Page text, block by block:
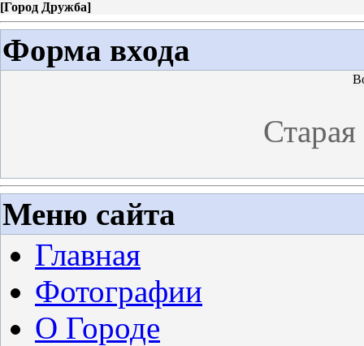
[Город Дружба]
Форма входа
Меню сайта
Главная
Фотографии
О Городе